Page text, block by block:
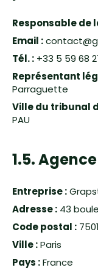
Responsable de
Email :
Tél. : +33 5 59 68
Représentant
Parraguette
Ville du tribunal
PAU
1.5.
Entreprise :
Adresse : 43
Code postal :
Ville :Paris
Pays :France